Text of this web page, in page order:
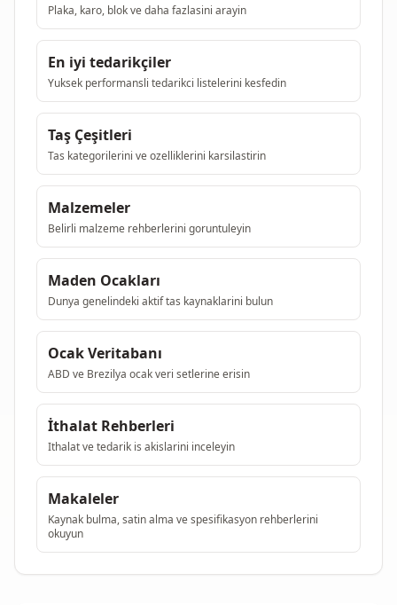
Plaka, karo, blok ve daha fazlasini arayin
En iyi tedarikçiler
Yuksek performansli tedarikci listelerini kesfedin
Taş Çeşitleri
Tas kategorilerini ve ozelliklerini karsilastirin
Malzemeler
Belirli malzeme rehberlerini goruntuleyin
Maden Ocakları
Dunya genelindeki aktif tas kaynaklarini bulun
Ocak Veritabanı
ABD ve Brezilya ocak veri setlerine erisin
İthalat Rehberleri
Ithalat ve tedarik is akislarini inceleyin
Makaleler
Kaynak bulma, satin alma ve spesifikasyon rehberlerini
okuyun